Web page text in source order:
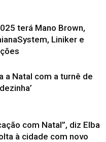
terá Mano Brown,
Liniker e
a Natal com a turnê de
com Natal”, diz Elba
à cidade com novo